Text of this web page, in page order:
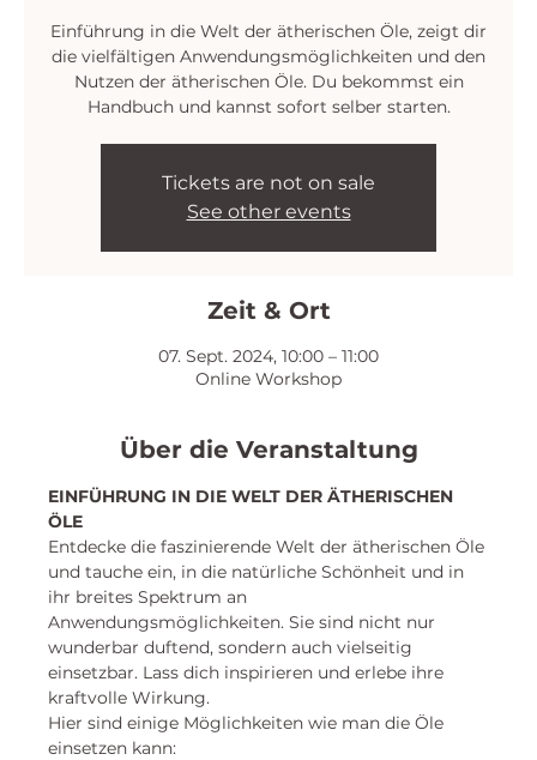
Einführung in die Welt der ätherischen Öle, zeigt dir
die vielfältigen Anwendungsmöglichkeiten und den
Nutzen der ätherischen Öle. Du bekommst ein
Handbuch und kannst sofort selber starten.
Tickets are not on sale
See other events
Zeit & Ort
07. Sept. 2024, 10:00 – 11:00
Online Workshop
Über die Veranstaltung
EINFÜHRUNG IN DIE WELT DER ÄTHERISCHEN
ÖLE
Entdecke die faszinierende Welt der ätherischen Öle
und tauche ein, in die natürliche Schönheit und in
ihr breites Spektrum an
Anwendungsmöglichkeiten. Sie sind nicht nur
wunderbar duftend, sondern auch vielseitig
einsetzbar. Lass dich inspirieren und erlebe ihre
kraftvolle Wirkung.
Hier sind einige Möglichkeiten wie man die Öle
einsetzen kann: